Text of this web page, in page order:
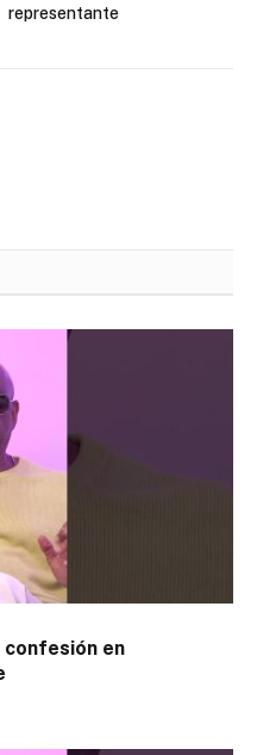
representante
confesión en